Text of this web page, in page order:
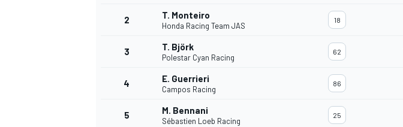
2 T. Monteiro
Honda Racing Team JAS
18
3 T. Björk
Polestar Cyan Racing
62
4 E. Guerrieri
Campos Racing
86
5 M. Bennani
Sébastien Loeb Racing
25